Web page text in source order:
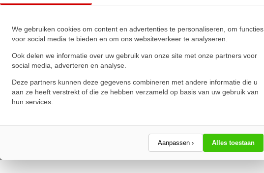
We gebruiken cookies om content en advertenties te personaliseren, om functies
voor social media te bieden en om ons websiteverkeer te analyseren.
Ook delen we informatie over uw gebruik van onze site met onze partners voor
social media, adverteren en analyse.
Deze partners kunnen deze gegevens combineren met andere informatie die u
aan ze heeft verstrekt of die ze hebben verzameld op basis van uw gebruik van
hun services.
Aanpassen › Alles toestaan
★★★★★
★★★★★